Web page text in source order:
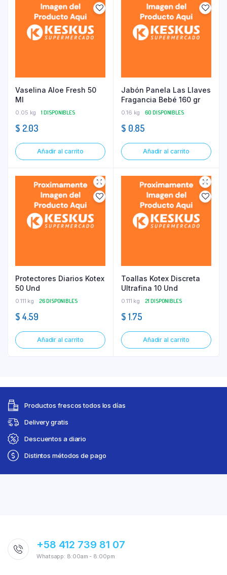
Vaselina Aloe Fresh 50
Ml
0.05 kg 1 DISPONIBLES
$ 2.03
Añadir al carrito
Jabón Panela Las Llaves
Fragancia Bebé 160 gr
0.16 kg 60 DISPONIBLES
$ 0.85
Añadir al carrito
Protectores Diarios Kotex
50 Und
0.111 kg 26 DISPONIBLES
$ 4.59
Añadir al carrito
Toallas Kotex Discreta
Ultrafina 10 Und
0.111 kg 21 DISPONIBLES
$ 1.75
Añadir al carrito
Productos frescos todos los días
Delivery gratis
Descuentos a diario
Distintos métodos de pago
+58 412 739 81 07
Whatsapp: 8:00am - 8:00pm